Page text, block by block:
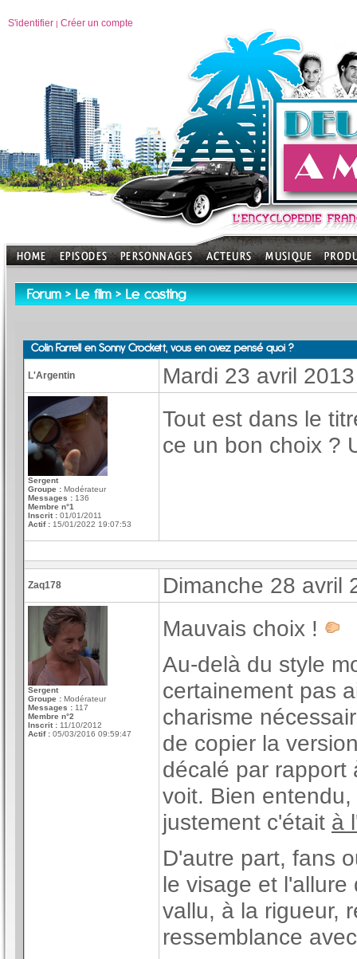
S'identifier | Créer un compte
Forum>Le film>Le casting
Colin Farrell en Sonny Crockett, vous en avez pensé quoi ?
L'Argentin Mardi 23 avril
Sergent
Groupe : Modérateur
Messages : 136
Membre n°1
Inscrit : 01/01/2011
Actif : 15/01/2022 19:07:53
Tout est dans le
ce un bon choix ?
Zaq178 Dimanche 28 avril
Sergent
Groupe : Modérateur
Messages : 117
Membre n°2
Inscrit : 11/10/2012
Actif : 05/03/2016 09:59:47
Mauvais choix !
Au-delà du style
certainement pas
charisme
de copier la
décalé par rapport
voit. Bien
justement c'était à
D'autre part, fans
le visage et
vallu, à la rigueur,
ressemblance